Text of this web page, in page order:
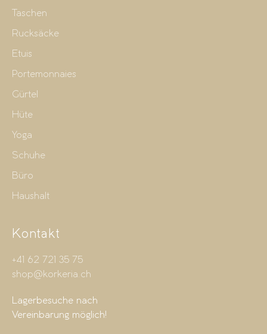
Taschen
Rucksäcke
Etuis
Portemonnaies
Gürtel
Hüte
Yoga
Schuhe
Büro
Haushalt
Kontakt
+41 62 721 35 75
shop@korkeria.ch
Lagerbesuche nach
Vereinbarung möglich!